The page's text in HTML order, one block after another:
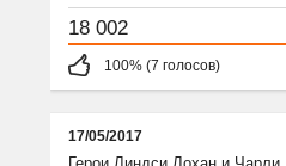
18 002
100% (7 голосов)
17/05/2017